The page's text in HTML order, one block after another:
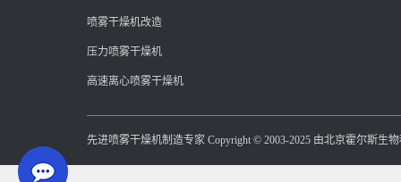
喷雾干燥机改造
压力喷雾干燥机
高速离心喷雾干燥机
先进喷雾干燥机制造专家 Copyright © 2003-2025 由北京霍尔斯生